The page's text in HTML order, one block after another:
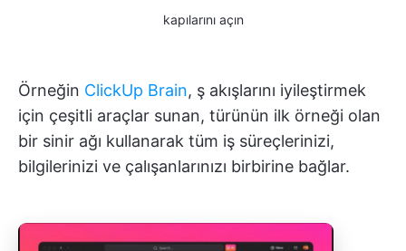
kapılarını açın
Örneğin ClickUp Brain, ş akışlarını iyileştirmek
için çeşitli araçlar sunan, türünün ilk örneği olan
bir sinir ağı kullanarak tüm iş süreçlerinizi,
bilgilerinizi ve çalışanlarınızı birbirine bağlar.